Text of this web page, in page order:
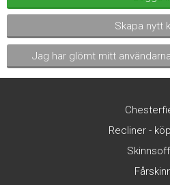
Skapa nytt
Jag har glömt mitt
Recliner -